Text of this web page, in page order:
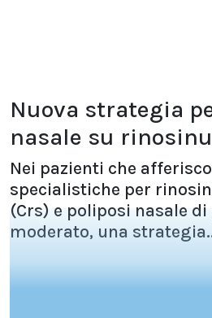
Nuova strategia
nasale su
Nei pazienti che
specialistiche per
(Crs) e poliposi nasale
moderato, una